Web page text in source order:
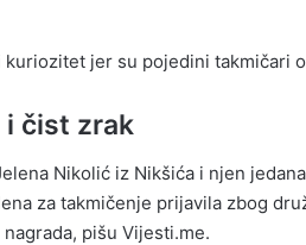
jer su pojedini takmičari
i čist zrak
Nikolić iz Nikšića i njen
za takmičenje prijavila zbog
pišu Vijesti.me.